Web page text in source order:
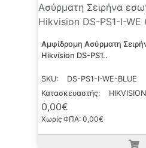
Ασύρματη Σειρήνα
Hikvision DS-PS1-I-WE
Αμφίδρομη Ασύρματη
Hikvision DS-PS1..
SKU:
DS-PS1-I-WE-BLUE
Κατασκευαστής:
HIKVISION
0,00€
Χωρίς ΦΠΑ: 0,00€